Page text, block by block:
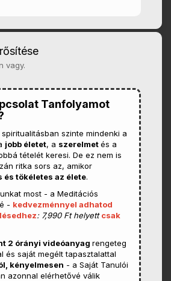
vagy.
Tanfolyamot
szinte mindenki a
jobb életet, a szerelmetés a
tételét keresi. De ez nem is
ritka sors az, amikor
és tökéletes az élete.
most - a Meditációs
- kedvezménnyel adhatod
: 7,990 Ft helyettcsak
2 órányi videóanyagrengeteg
és saját megélt tapasztalattal
kényelmesen - a Saját Tanulói
azonnal elérhetővé válik